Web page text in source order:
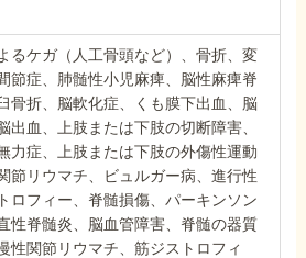
るケガ（人工骨頭など）、骨折、変
節症、肺髄性小児麻痺、脳性麻痺脊
骨折、脳軟化症、くも膜下出血、脳
出血、上肢または下肢の切断障害、
力症、上肢または下肢の外傷性運動
節リウマチ、ビュルガー病、進行性
ロフィー、脊髄損傷、パーキンソン
性脊髄炎、脳血管障害、脊髄の器質
性関節リウマチ、筋ジストロフィ